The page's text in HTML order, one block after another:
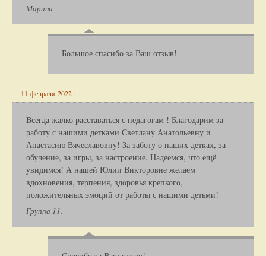
Марина
Большое спасибо за Ваш отзыв!
11 февраля 2022 г.
Всегда жалко расставаться с педагогам ! Благодарим за
работу с нашими детками Светлану Анатольевну и
Анастасию Вячеславовну! За заботу о наших детках, за
обучение, за игры, за настроение. Надеемся, что ещё
увидимся! А нашей Юлии Викторовне желаем
вдохновения, терпения, здоровья крепкого,
положительных эмоций от работы с нашими детьми!
Группа 11.